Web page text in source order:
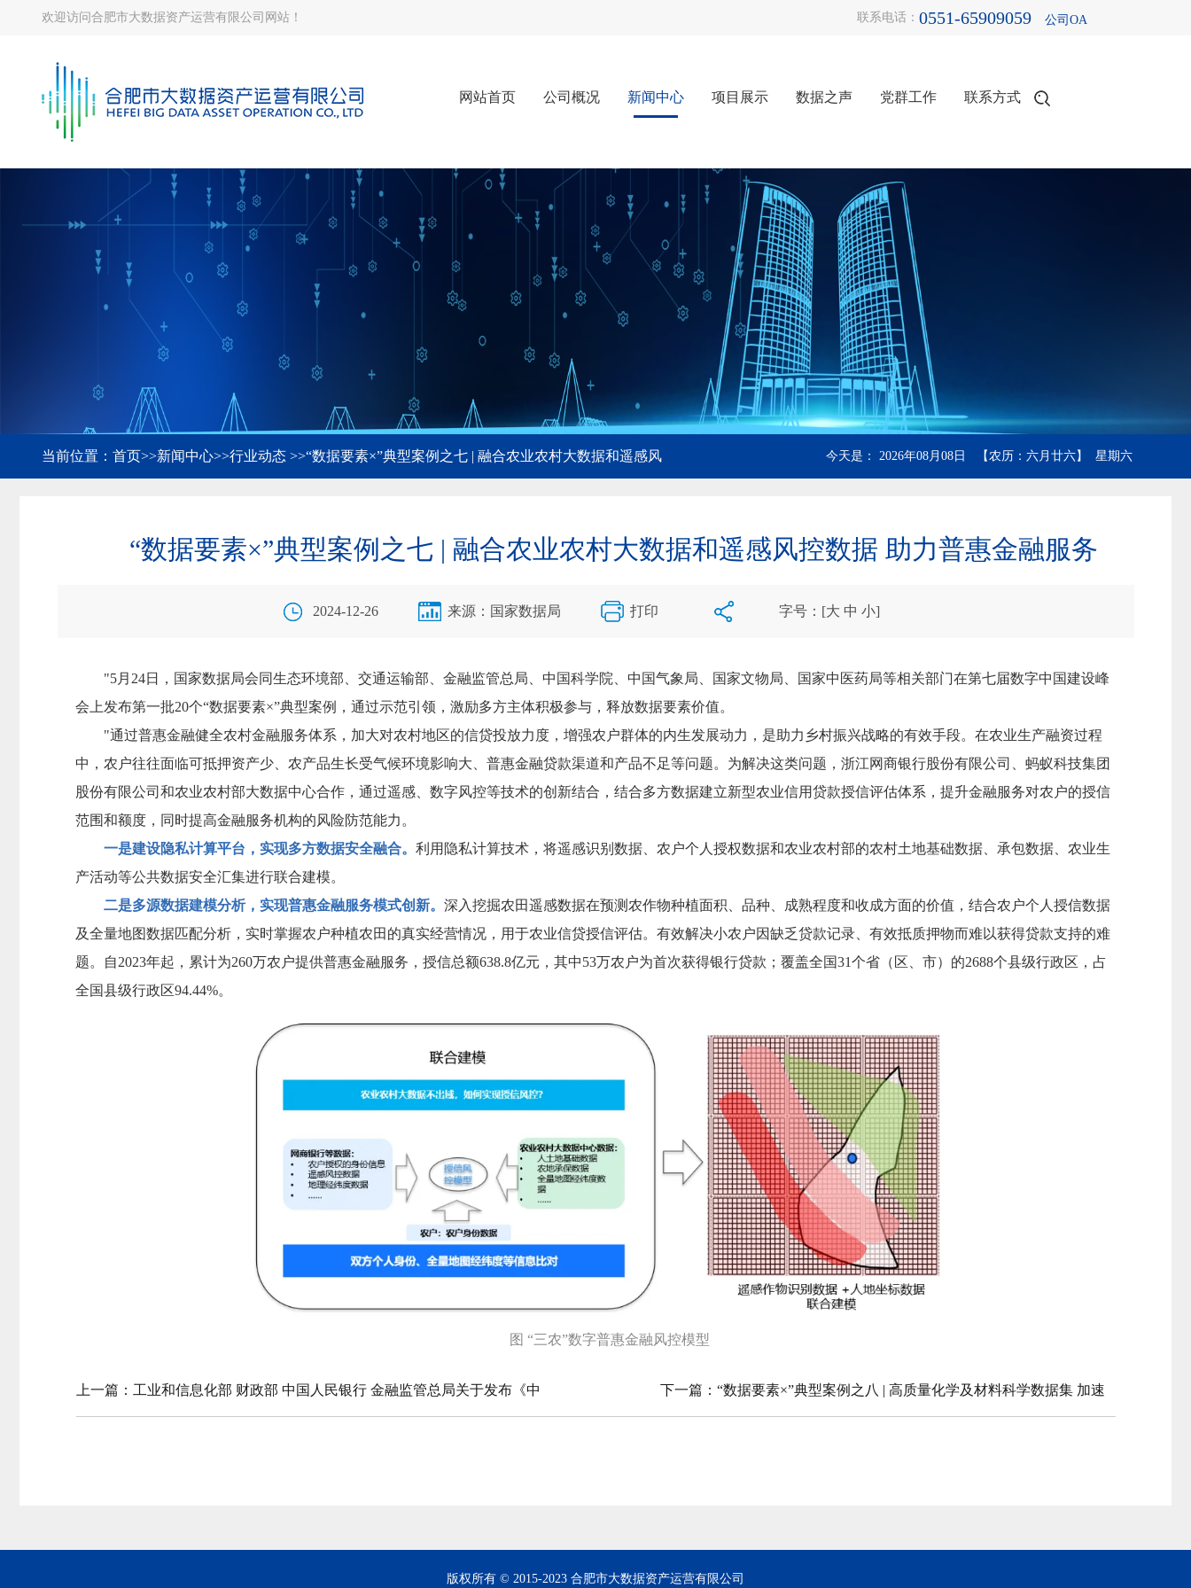
欢迎访问合肥市大数据资产运营有限公司网站！ 0551-65909059 公司OA
联系电话：
网站首页 公司概况 新闻中心 项目展示 数据之声 党群工作 联系方式
当前位置： 首页>>新闻中心>>行业动态 >>“数据要素×”典型案例之七 | 融合农业农村大数据和遥感风 今天是： 2026年08月08日 【农历：六月廿六】 星期六
“数据要素×”典型案例之七 | 融合农业农村大数据和遥感风控数据 助力普惠金融服务
2024-12-26 来源：国家数据局 打印 字号：[大 中 小]
"5月24日，国家数据局会同生态环境部、交通运输部、金融监管总局、中国科学院、中国气象局、国家文物局、国家中医药局等相关部门在第七届数字中国建设峰
会上发布第一批20个“数据要素×”典型案例，通过示范引领，激励多方主体积极参与，释放数据要素价值。
"通过普惠金融健全农村金融服务体系，加大对农村地区的信贷投放力度，增强农户群体的内生发展动力，是助力乡村振兴战略的有效手段。在农业生产融资过程
中，农户往往面临可抵押资产少、农产品生长受气候环境影响大、普惠金融贷款渠道和产品不足等问题。为解决这类问题，浙江网商银行股份有限公司、蚂蚁科技集团
股份有限公司和农业农村部大数据中心合作，通过遥感、数字风控等技术的创新结合，结合多方数据建立新型农业信用贷款授信评估体系，提升金融服务对农户的授信
范围和额度，同时提高金融服务机构的风险防范能力。
一是建设隐私计算平台，实现多方数据安全融合。 利用隐私计算技术，将遥感识别数据、农户个人授权数据和农业农村部的农村土地基础数据、承包数据、农业生
产活动等公共数据安全汇集进行联合建模。
二是多源数据建模分析，实现普惠金融服务模式创新。 深入挖掘农田遥感数据在预测农作物种植面积、品种、成熟程度和收成方面的价值，结合农户个人授信数据
及全量地图数据匹配分析，实时掌握农户种植农田的真实经营情况，用于农业信贷授信评估。有效解决小农户因缺乏贷款记录、有效抵质押物而难以获得贷款支持的难
题。自2023年起，累计为260万农户提供普惠金融服务，授信总额638.8亿元，其中53万农户为首次获得银行贷款；覆盖全国31个省（区、市）的2688个县级行政区，占
全国县级行政区94.44%。
图 “三农”数字普惠金融风控模型
上一篇： 工业和信息化部 财政部 中国人民银行 金融监管总局关于发布《中
“数据要素×”典型案例之八 | 高质量化学及材料科学数据集 加速
下一篇：
版权所有 © 2015-2023 合肥市大数据资产运营有限公司